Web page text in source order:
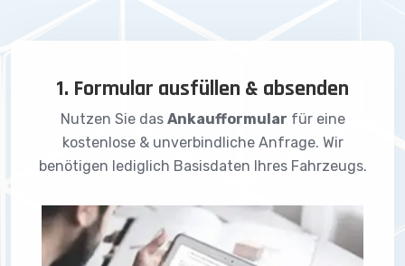
1. Formular ausfüllen & absenden
Nutzen Sie das Ankaufformular für eine
kostenlose & unverbindliche Anfrage. Wir
benötigen lediglich Basisdaten Ihres Fahrzeugs.